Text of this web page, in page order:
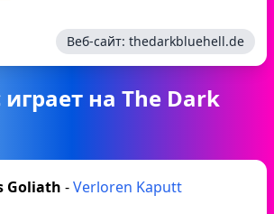
Веб-сайт: thedarkbluehell.de
на The Dark
Goliath -Verloren Kaputt